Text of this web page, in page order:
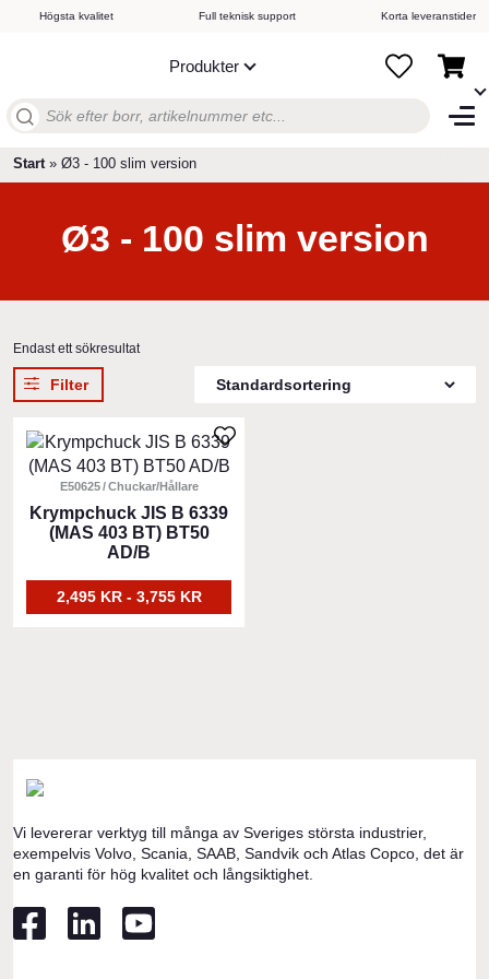
Högsta kvalitet Full teknisk support Korta leveranstider
Produkter
Sök
Start» Ø3 - 100 slim version
Ø3 - 100 slim version
Endast ett sökresultat
Filter
E50625 Chuckar/Hållare
Krympchuck JIS B 6339
(MAS 403 BT) BT50
AD/B
2,495 KR - 3,755 KR
Den
här
produkten
har
flera
De
Vi levererar verktyg till många av Sveriges största industrier,
exempelvis Volvo, Scania, SAAB, Sandvik och Atlas Copco, det är
en garanti för hög kvalitet och långsiktighet.